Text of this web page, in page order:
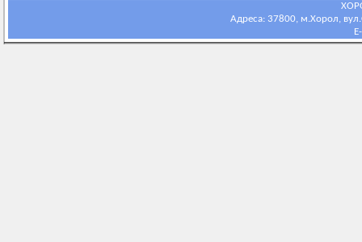
Адреса: 37800, м.Хорол,